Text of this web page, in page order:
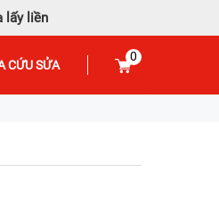
lấy liền
CỨU SỬA
0